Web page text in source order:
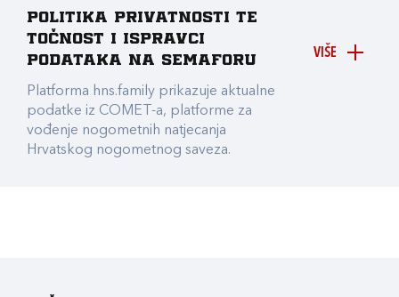
VIŠE
Politika privatnosti te
točnost i ispravci
podataka na Semaforu
Platforma hns.family prikazuje aktualne
podatke iz COMET-a, platforme za
vođenje nogometnih natjecanja
Hrvatskog nogometnog saveza.